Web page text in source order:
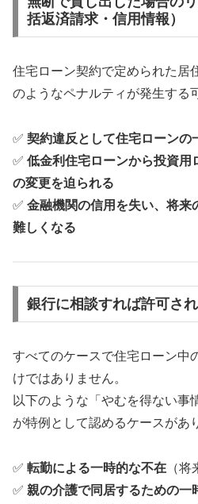
括返済請求・信用情報）
住宅ローン契約で定められた居
のようなペナルティが発生する
✅ 契約違反として住宅ローンの
✅ 低金利住宅ローンから投資用
の変更を迫られる
✅ 金融機関の信用を失い、将来
難しくなる
銀行に相談すれば許可さ
すべてのケースで住宅ローン中
けではありません。
以下のような「やむを得ない事
が特例として認めるケースがあ
✅ 転勤による一時的な不在 （
✅ 親の介護で同居するための一